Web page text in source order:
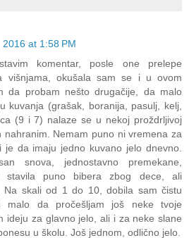
2016 at 1:58 PM
komentar, posle one prelepe
višnjama, okušala sam se i u ovom
da probam nešto drugačije, da malo
kuvanja (grašak, boranija, pasulj, kelj,
(9 i 7) nalaze se u nekoj proždrljivoj
Nemam puno ni vremena za
je da imaju jedno kuvano jelo dnevno.
snova, jednostavno premekane,
stavila puno bibera zbog dece, ali
Na skali od 1 do 10, dobila sam čistu
malo da pročešljam još neke tvoje
ideju za glavno jelo, ali i za neke slane
u školu. Još jednom, odlično jelo.